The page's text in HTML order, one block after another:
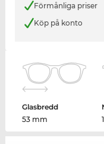
Förmånliga priser
Köp på konto
Glasbredd
53 mm